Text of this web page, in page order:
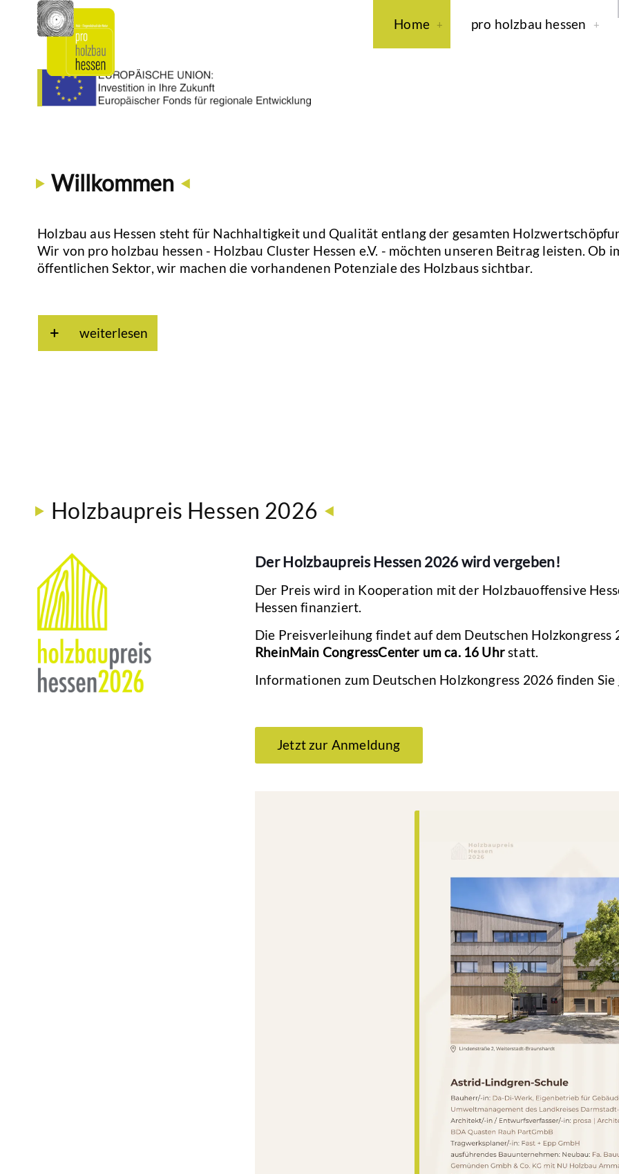
Home pro holzbau hessen
Willkommen
Holzbau aus Hessen steht für Nachhaltigkeit und Qualität entlang der gesamten
Wir von pro holzbau hessen - Holzbau Cluster Hessen e.V. - möchten unseren Beitrag leisten. Ob
öffentlichen Sektor, wir machen die vorhandenen Potenziale des Holzbaus sichtbar.
weiterlesen
Holzbaupreis Hessen 2026
Der Holzbaupreis Hessen 2026 wird vergeben!
Der Preis wird in Kooperation mit der Holzbauoffensive
Hessen finanziert.
Die Preisverleihung findet auf dem Deutschen Holzkongress
RheinMain CongressCenter um ca. 16 Uhrstatt.
Informationen zum Deutschen Holzkongress 2026 finden Sie
Jetzt zur Anmeldung